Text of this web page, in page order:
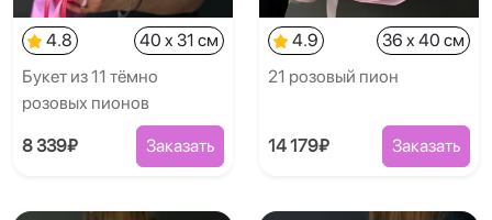
4.8
40 x 31 см
Букет из 11 тёмно
розовых пионов
8 339₽ Заказать
4.9
36 x 40 см
21 розовый пион
14 179₽ Заказать